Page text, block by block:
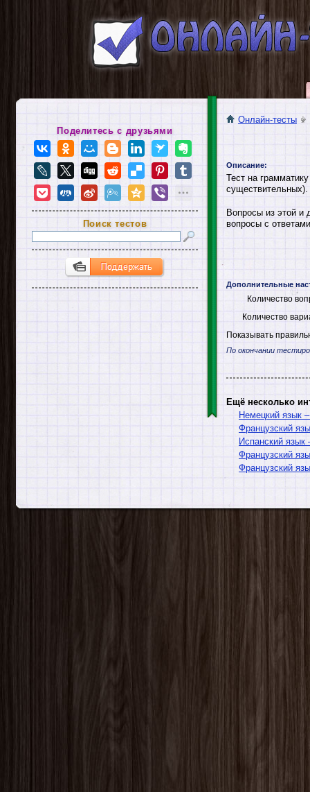
Онлайн-тесты
Описание:
Тест на
существительных).
Вопросы из этой и
вопросы с
Дополнительные
Количество
Количество
Показывать
По окончании
Ещё несколько
Немецкий язык
Французский
Испанский
Французский
Французский
Поделитесь с друзьями
Поиск тестов